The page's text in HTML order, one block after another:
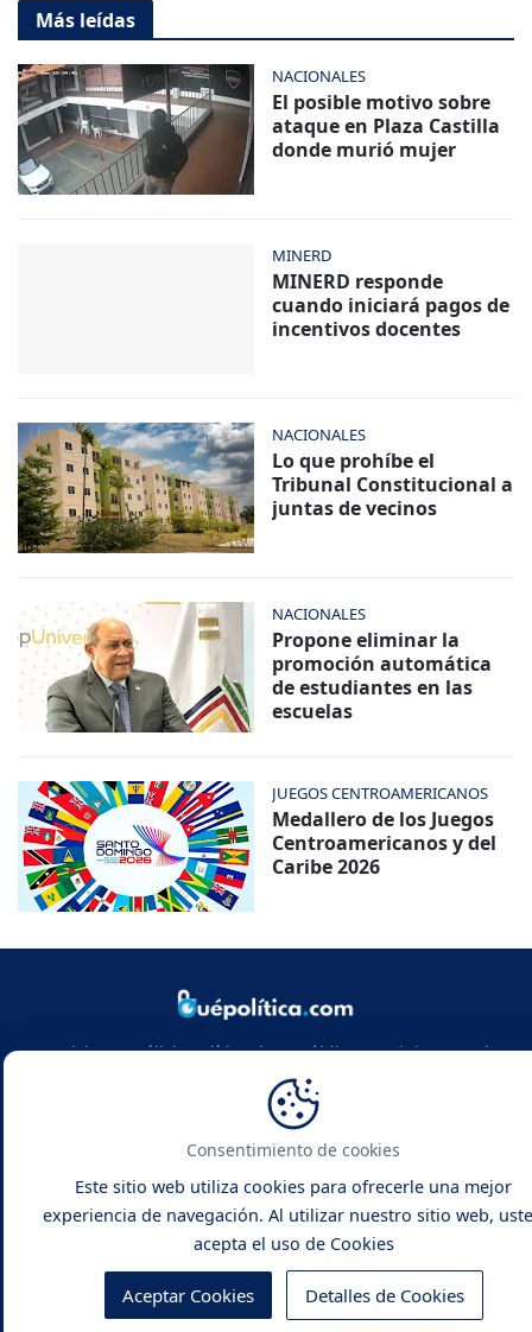
Más leídas
NACIONALES
El posible motivo sobre
ataque en Plaza Castilla
donde murió mujer
MINERD
MINERD responde
cuando iniciará pagos de
incentivos docentes
NACIONALES
Lo que prohíbe el
Tribunal Constitucional a
juntas de vecinos
NACIONALES
Propone eliminar la
promoción automática
de estudiantes en las
escuelas
JUEGOS CENTROAMERICANOS
Medallero de los Juegos
Centroamericanos y del
Caribe 2026
Noticias y análisis político de República Dominicana y el
mundo. Infórmate con rigor, actualidad y las claves de la
política global.
Qué Política - Noticias y Análisis
Inicio
Contacto
Sobre Nosotros
Políticas de Privacidad
Política de Cookies
Consentimiento de cookies
Este sitio web utiliza cookies para ofrecerle una mejor
experiencia de navegación. Al utilizar nuestro sitio web,
acepta el uso de Cookies
Aceptar Cookies Detalles de Cookies